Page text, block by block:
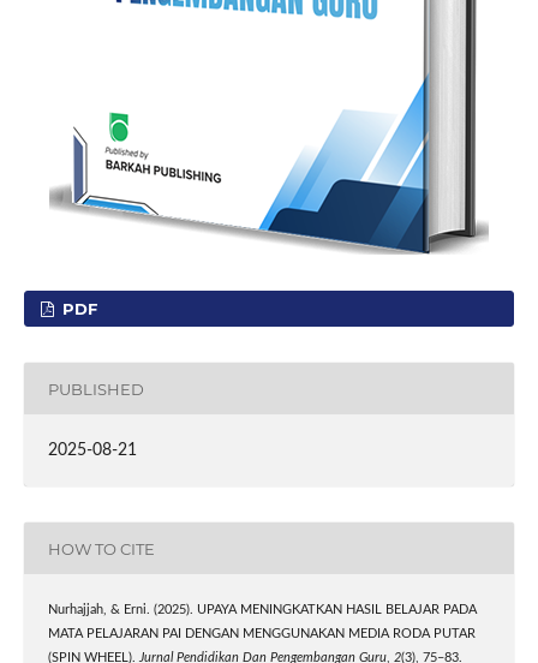
PDF
PUBLISHED
2025-08-21
HOW TO CITE
Nurhajjah, & Erni. (2025). UPAYA MENINGKATKAN HASIL BELAJAR PADA
MATA PELAJARAN PAI DENGAN MENGGUNAKAN MEDIA RODA PUTAR
(SPIN WHEEL). Jurnal Pendidikan Dan Pengembangan Guru, 2(3), 75–83.